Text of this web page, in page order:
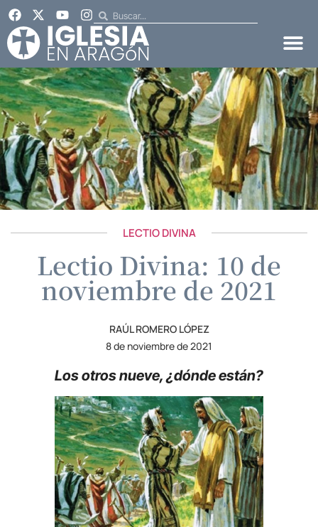
LECTIO DIVINA
Lectio Divina: 10 de
noviembre de 2021
RAÚL ROMERO LÓPEZ
8 de noviembre de 2021
Los otros nueve, ¿dónde están?